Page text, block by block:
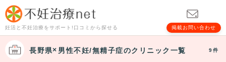
妊活と不妊治療をサポート!口コミから探せる 掲載お問い合わせ
長野県 男性不妊/無精子症のクリニック一覧 9件